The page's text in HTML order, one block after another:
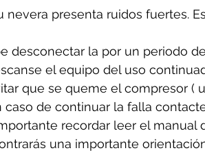
nevera presenta ruidos fuertes.
desconectar la por un periodo
el equipo del uso
que se queme el compresor (
caso de continuar la falla
recordar leer el
una importante